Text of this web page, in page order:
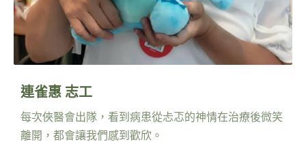
連雀惠 志工
每次俠醫會出隊，看到病患從忐忑的神情在治療後微笑
離開，都會讓我們感到歡欣。